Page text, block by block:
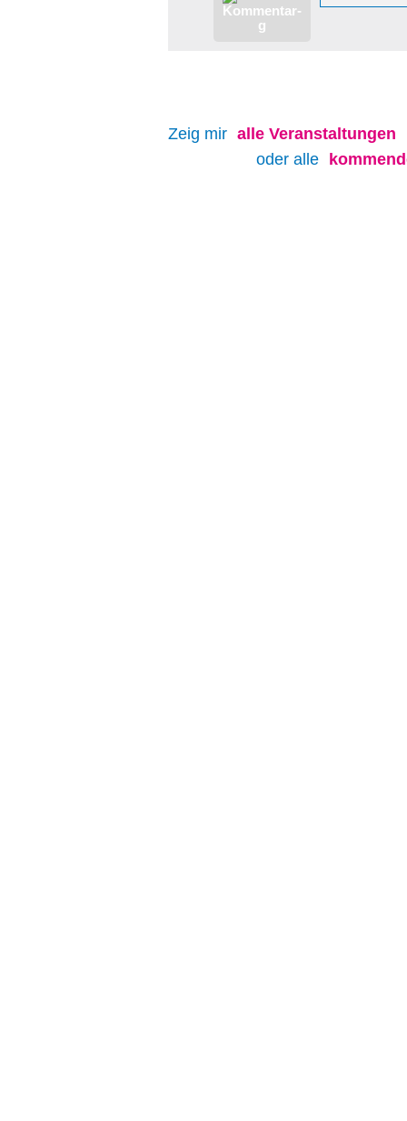
Zeig mir alle Veranstaltungen
oder alle